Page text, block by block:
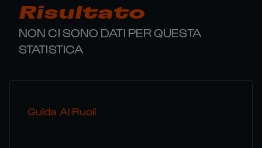
Risultato
NON CI SONO DATI PER QUESTA
STATISTICA
Guida Ai Ruoli